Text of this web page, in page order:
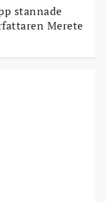
stannade
Merete